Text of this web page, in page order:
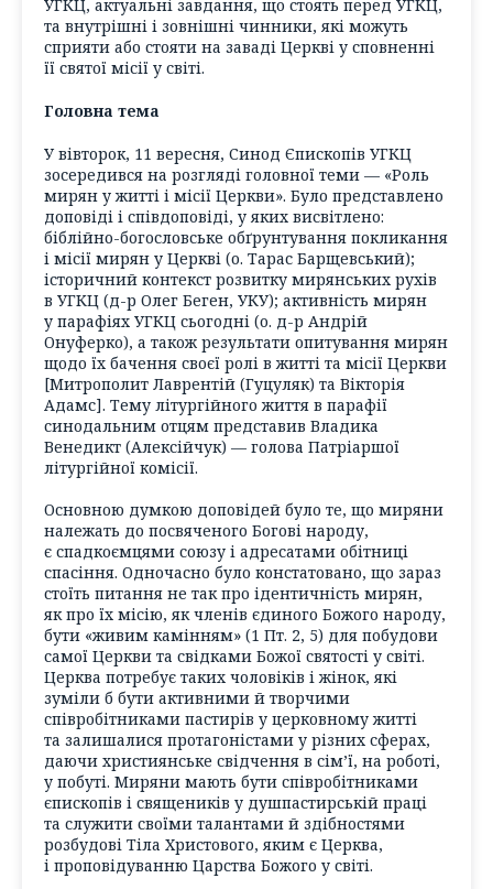
УГКЦ, актуальні завдання, що стоять перед УГКЦ,
та внутрішні і зовнішні чинники, які можуть
сприяти або стояти на заваді Церкві у сповненні
її святої місії у світі.
Головна тема
У вівторок, 11 вересня, Синод Єпископів УГКЦ
зосередився на розгляді головної теми — «Роль
мирян у житті і місії Церкви». Було представлено
доповіді і співдоповіді, у яких висвітлено:
біблійно-богословське обґрунтування покликання
і місії мирян у Церкві (о. Тарас Барщевський);
історичний контекст розвитку мирянських рухів
в УГКЦ (д-р Олег Беген, УКУ); активність мирян
у парафіях УГКЦ сьогодні (о. д-р Андрій
Онуферко), а також результати опитування мирян
щодо їх бачення своєї ролі в житті та місії Церкви
[Митрополит Лаврентій (Гуцуляк) та Вікторія
Адамс]. Тему літургійного життя в парафії
синодальним отцям представив Владика
Венедикт (Алексійчук) — голова Патріаршої
літургійної комісії.
Основною думкою доповідей було те, що миряни
належать до посвяченого Богові народу,
є спадкоємцями союзу і адресатами обітниці
спасіння. Одночасно було констатовано, що зараз
стоїть питання не так про ідентичність мирян,
як про їх місію, як членів єдиного Божого народу,
бути «живим камінням» (1 Пт. 2, 5) для побудови
самої Церкви та свідками Божої святості у світі.
Церква потребує таких чоловіків і жінок, які
зуміли б бути активними й творчими
співробітниками пастирів у церковному житті
та залишалися протагоністами у різних сферах,
даючи християнське свідчення в сім’ї, на роботі,
у побуті. Миряни мають бути співробітниками
єпископів і священиків у душпастирській праці
та служити своїми талантами й здібностями
розбудові Тіла Христового, яким є Церква,
і проповідуванню Царства Божого у світі.